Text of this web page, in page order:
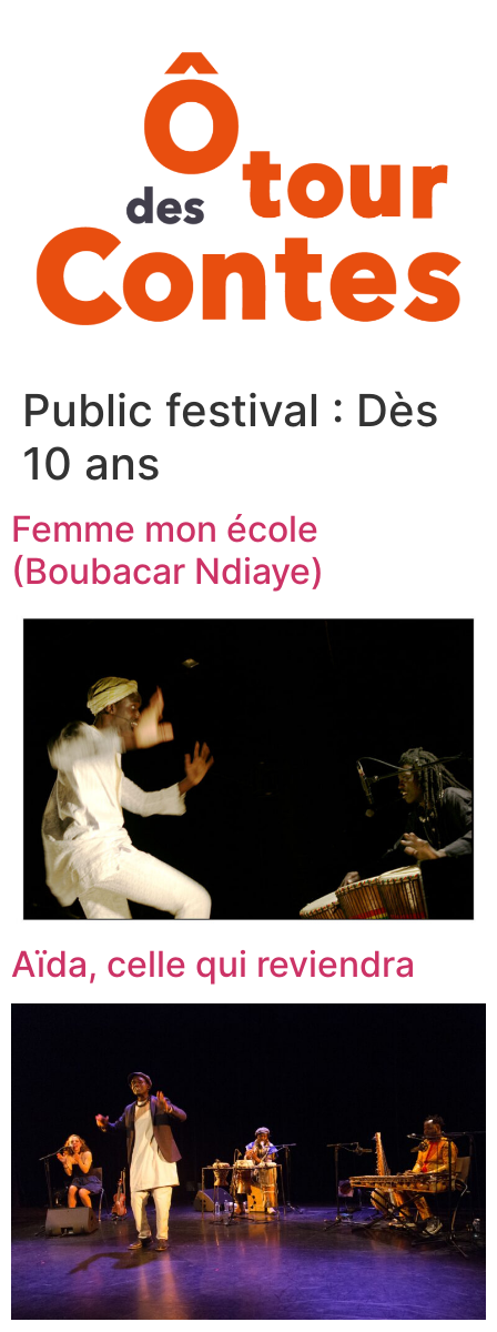
Public festival : Dès
10 ans
Femme mon école
(Boubacar Ndiaye)
Aïda, celle qui reviendra